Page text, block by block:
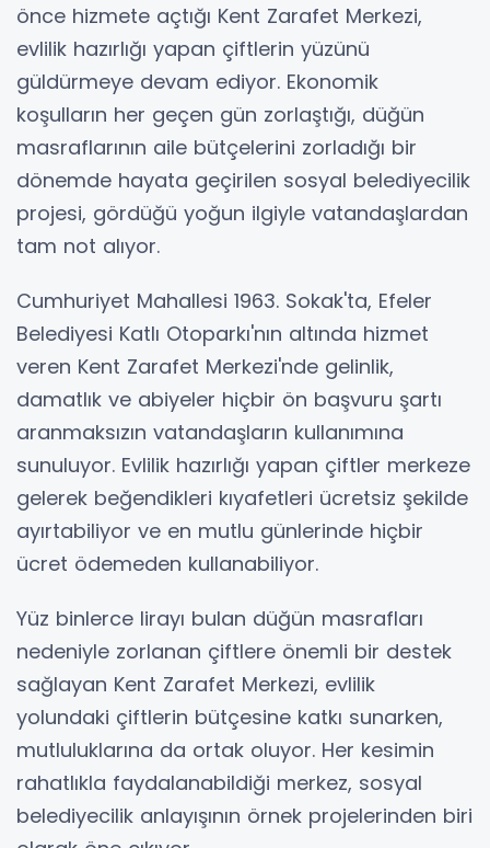
önce hizmete açtığı Kent Zarafet Merkezi,
evlilik hazırlığı yapan çiftlerin yüzünü
güldürmeye devam ediyor. Ekonomik
koşulların her geçen gün zorlaştığı, düğün
masraflarının aile bütçelerini zorladığı bir
dönemde hayata geçirilen sosyal belediyecilik
projesi, gördüğü yoğun ilgiyle vatandaşlardan
tam not alıyor.
Cumhuriyet Mahallesi 1963. Sokak'ta, Efeler
Belediyesi Katlı Otoparkı'nın altında hizmet
veren Kent Zarafet Merkezi'nde gelinlik,
damatlık ve abiyeler hiçbir ön başvuru şartı
aranmaksızın vatandaşların kullanımına
sunuluyor. Evlilik hazırlığı yapan çiftler merkeze
gelerek beğendikleri kıyafetleri ücretsiz şekilde
ayırtabiliyor ve en mutlu günlerinde hiçbir
ücret ödemeden kullanabiliyor.
Yüz binlerce lirayı bulan düğün masrafları
nedeniyle zorlanan çiftlere önemli bir destek
sağlayan Kent Zarafet Merkezi, evlilik
yolundaki çiftlerin bütçesine katkı sunarken,
mutluluklarına da ortak oluyor. Her kesimin
rahatlıkla faydalanabildiği merkez, sosyal
belediyecilik anlayışının örnek projelerinden biri